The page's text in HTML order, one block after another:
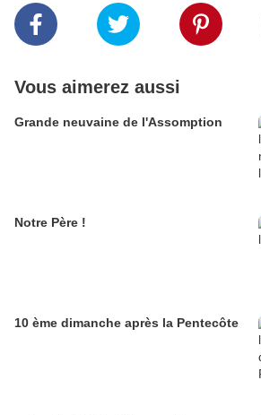
Vous aimerez aussi
Grande neuvaine de l'Assomption
Notre Père !
10 ème dimanche après la Pentecôte